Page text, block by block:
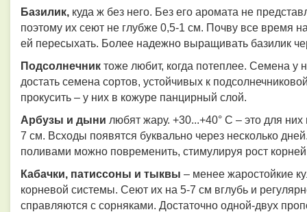
Базилик, куда ж без него. Без его аромата не
поэтому их сеют не глубже 0,5-1 см. Почву все время
ей пересыхать. Более надежно выращивать базилик
Подсолнечник тоже любит, когда потеплее. Семена у
достать семена сортов, устойчивых к
прокусить – у них в кожуре панцирный слой.
Арбузы и дыни любят жару. +30...+40° С – это для
7 см. Всходы появятся буквально через несколько
поливами можно повременить, стимулируя рост корней
Кабачки, патиссоны и тыквы – менее жаростойкие
корневой системы. Сеют их на 5-7 см вглубь и
справляются с сорняками. Достаточно одной-двух